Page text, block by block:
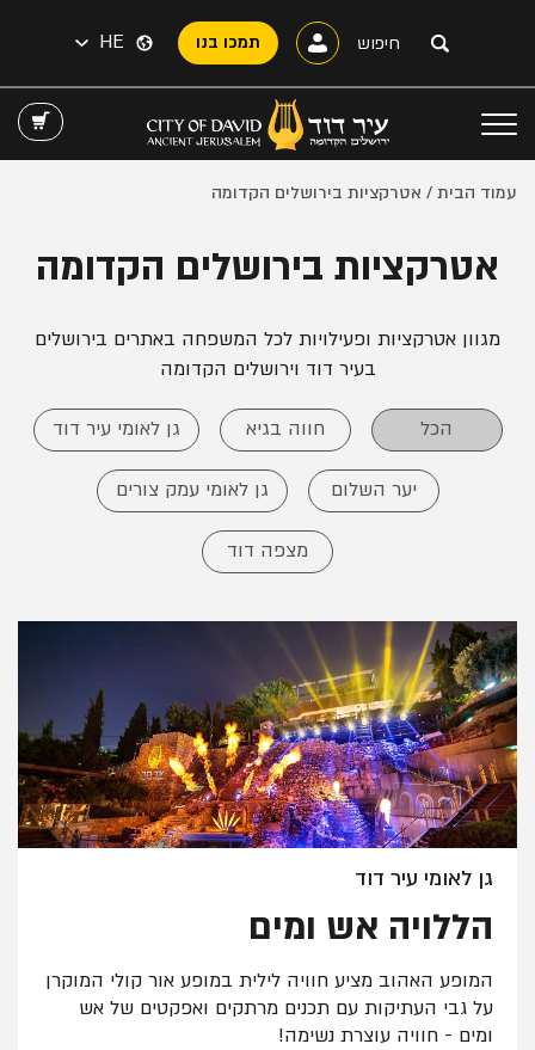
תמכו בנו HE
עמוד הבית / אטרקציות בירושלים הקדומה
אטרקציות בירושלים הקדומה
מגוון אטרקציות ופעילויות לכל המשפחה באתרים בירושלים
בעיר דוד וירושלים הקדומה
הכל חווה בגיא גן לאומי עיר דוד
יער השלום גן לאומי עמק צורים
מצפה דוד
גן לאומי עיר דוד
הללויה אש ומים
המופע האהוב מציע חוויה לילית במופע אור קולי המוקרן
על גבי העתיקות עם תכנים מרתקים ואפקטים של אש
ומים - חוויה עוצרת נשימה!